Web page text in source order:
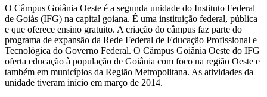
O Câmpus Goiânia Oeste é a segunda unidade do Instituto Federal
de Goiás (IFG) na capital goiana. É uma instituição federal, pública
e que oferece ensino gratuito. A criação do câmpus faz parte do
programa de expansão da Rede Federal de Educação Profissional e
Tecnológica do Governo Federal. O Câmpus Goiânia Oeste do IFG
oferta educação à população de Goiânia com foco na região Oeste e
também em municípios da Região Metropolitana. As atividades da
unidade tiveram início em março de 2014.